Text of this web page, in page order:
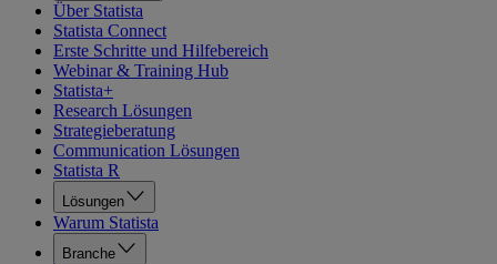
Über Statista
Statista Connect
Erste Schritte und Hilfebereich
Webinar & Training Hub
Statista+
Research Lösungen
Strategieberatung
Communication Lösungen
Statista R
Lösungen
Warum Statista
Branche